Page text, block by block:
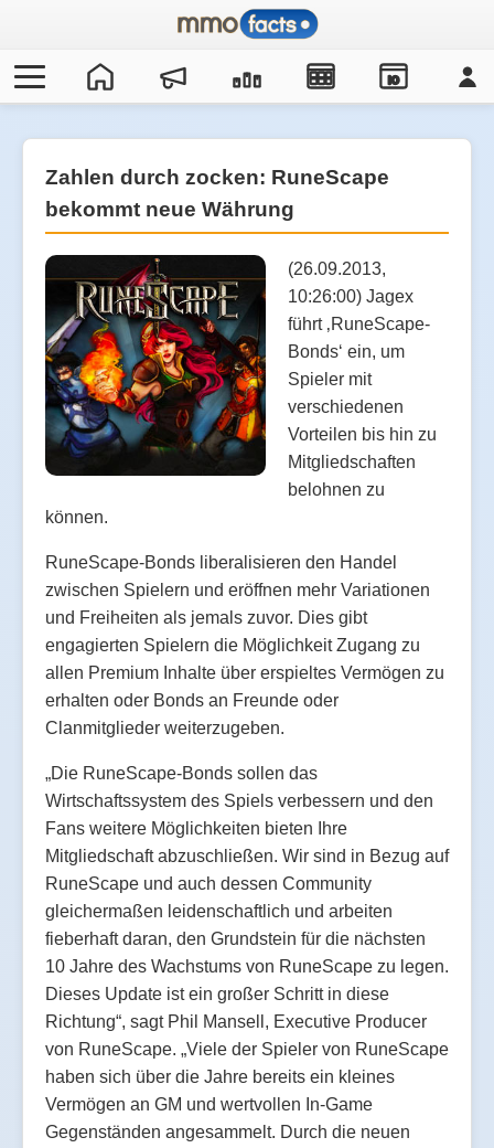
IO
Zahlen durch zocken: RuneScape
bekommt neue Währung
(26.09.2013,
10:26:00) Jagex
führt ‚RuneScape-
Bonds‘ ein, um
Spieler mit
verschiedenen
Vorteilen bis hin zu
Mitgliedschaften
belohnen zu
können.
RuneScape-Bonds liberalisieren den Handel
zwischen Spielern und eröffnen mehr Variationen
und Freiheiten als jemals zuvor. Dies gibt
engagierten Spielern die Möglichkeit Zugang zu
allen Premium Inhalte über erspieltes Vermögen zu
erhalten oder Bonds an Freunde oder
Clanmitglieder weiterzugeben.
„Die RuneScape-Bonds sollen das
Wirtschaftssystem des Spiels verbessern und den
Fans weitere Möglichkeiten bieten Ihre
Mitgliedschaft abzuschließen. Wir sind in Bezug auf
RuneScape und auch dessen Community
gleichermaßen leidenschaftlich und arbeiten
fieberhaft daran, den Grundstein für die nächsten
10 Jahre des Wachstums von RuneScape zu legen.
Dieses Update ist ein großer Schritt in diese
Richtung“, sagt Phil Mansell, Executive Producer
von RuneScape. „Viele der Spieler von RuneScape
haben sich über die Jahre bereits ein kleines
Vermögen an GM und wertvollen In-Game
Gegenständen angesammelt. Durch die neuen